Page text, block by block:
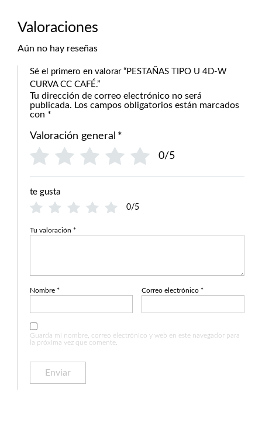
Valoraciones
Aún no hay reseñas
Sé el primero en valorar “PESTAÑAS TIPO U 4D-W
CURVA CC CAFÉ.”
Tu dirección de correo electrónico no será
publicada. Los campos obligatorios están marcados
con *
Valoración general *
0/5
te gusta
0/5
Tu valoración *
Nombre * Correo electrónico *
Guarda mi nombre, correo electrónico y web en este navegador para
la próxima vez que comente.